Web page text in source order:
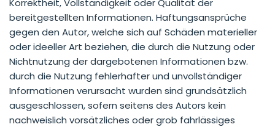
Korrektheit, Vollständigkeit oder Qualität der
bereitgestellten Informationen. Haftungsansprüche
gegen den Autor, welche sich auf Schäden materieller
oder ideeller Art beziehen, die durch die Nutzung oder
Nichtnutzung der dargebotenen Informationen bzw.
durch die Nutzung fehlerhafter und unvollständiger
Informationen verursacht wurden sind grundsätzlich
ausgeschlossen, sofern seitens des Autors kein
nachweislich vorsätzliches oder grob fahrlässiges